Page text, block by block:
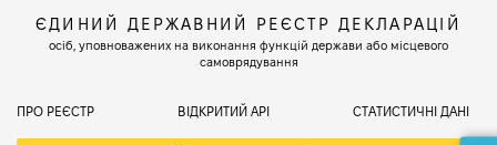
ЄДИНИЙ ДЕРЖАВНИЙ РЕЄСТР ДЕКЛАРАЦІЙ
осіб, уповноважених на виконання функцій держави або місцевого
самоврядування
ПРО РЕЄСТР ВІДКРИТИЙ АРІ СТАТИСТИЧНІ ДАНІ